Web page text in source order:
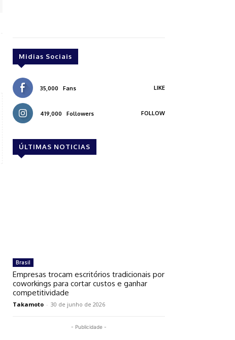
Midias Sociais
35,000 Fans LIKE
419,000 Followers FOLLOW
ÚLTIMAS NOTICIAS
Brasil
Empresas trocam escritórios tradicionais por
coworkings para cortar custos e ganhar
competitividade
Takamoto - 30 de junho de 2026
- Publicidade -